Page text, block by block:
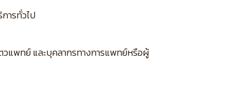
ารทั่วไป
แพทย์ และบุคลากรทางการแพทย์หรือผู้